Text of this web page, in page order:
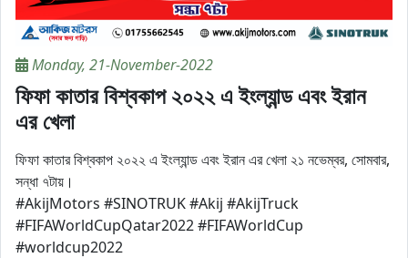
Monday, 21-November-2022
ফিফা কাতার বিশ্বকাপ ২০২২ এ ইংল্যান্ড এবং ইরান
এর খেলা
ফিফা কাতার বিশ্বকাপ ২০২২ এ ইংল্যান্ড এবং ইরান এর খেলা ২১ নভেম্বর, সোমবার,
সন্ধা ৭টায়।
#AkijMotors #SINOTRUK #Akij #AkijTruck
#FIFAWorldCupQatar2022 #FIFAWorldCup
#worldcup2022